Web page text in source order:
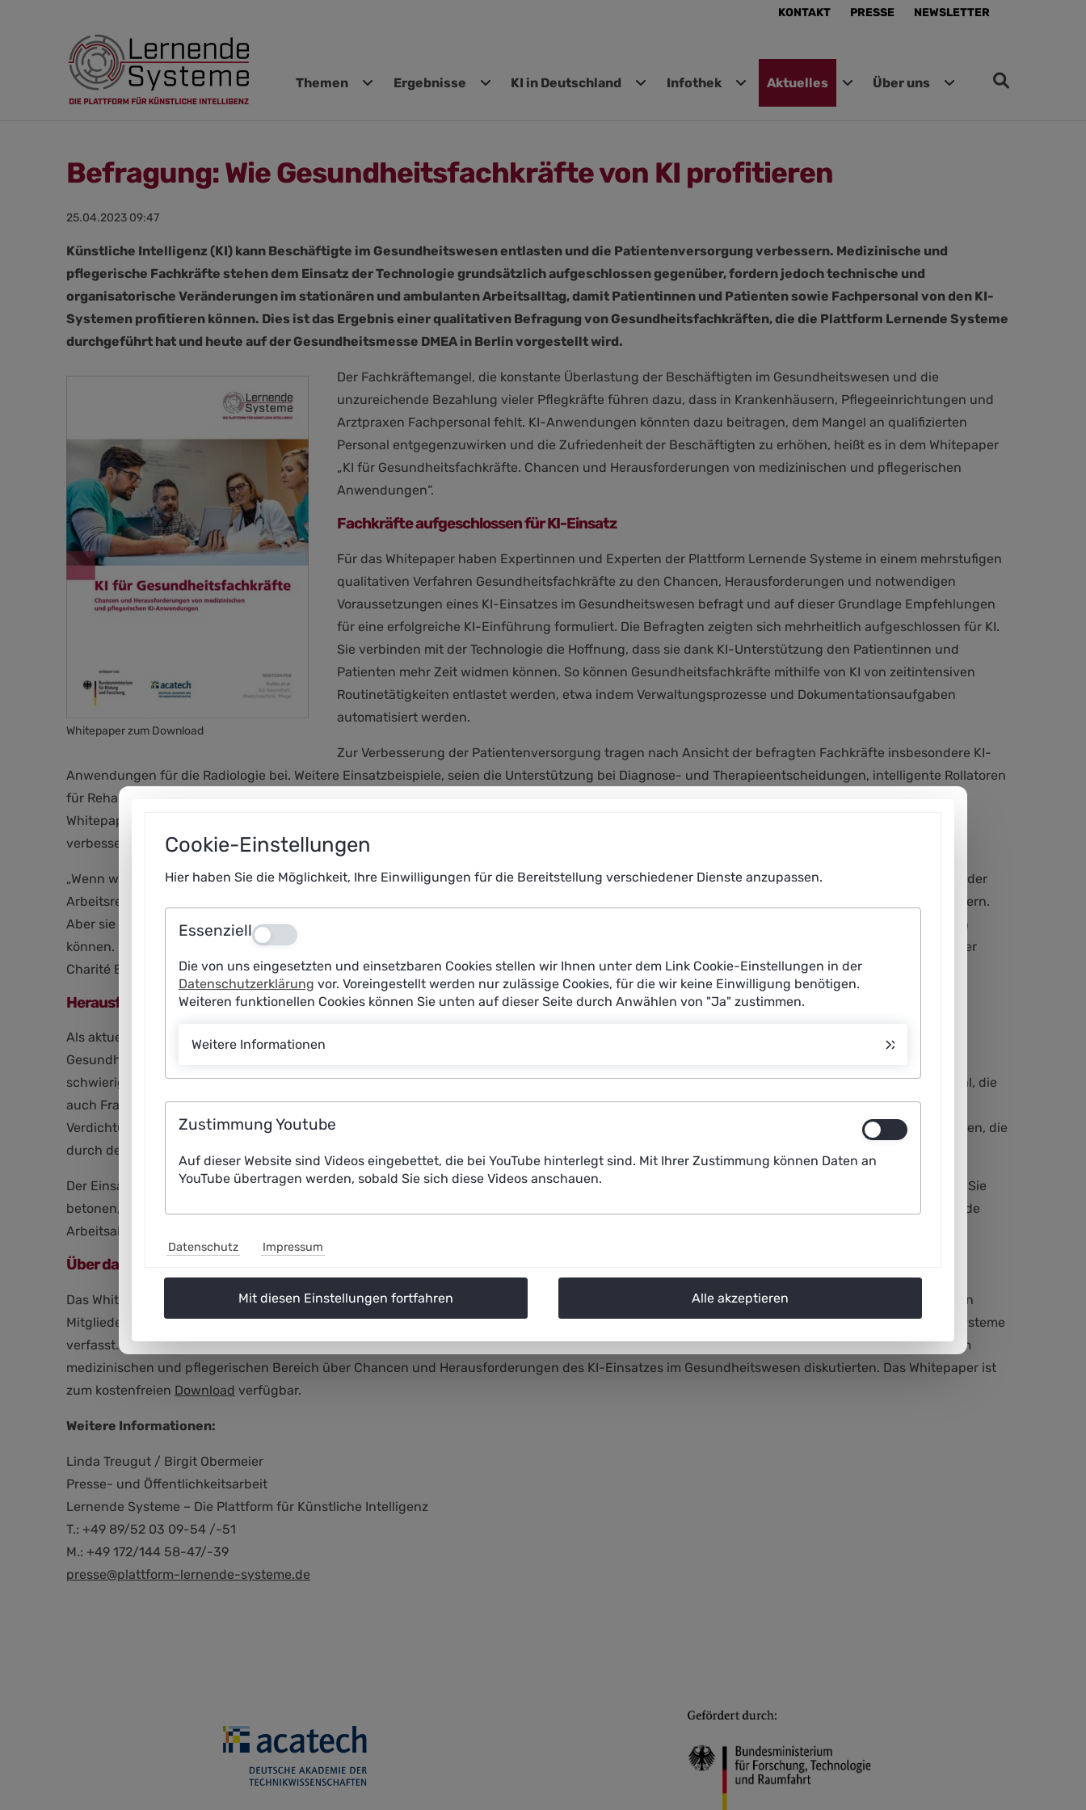
KONTAKT PRESSE NEWSLETTER
Navigation
Themen Ergebnisse KI in Deutschland Infothek Aktuelles Über uns
Befragung: Wie Gesundheitsfachkräfte von KI profitieren
25.04.2023 09:47
Künstliche Intelligenz (KI) kann Beschäftigte im Gesundheitswesen entlasten und die Patientenversorgung verbessern. Medizinische und
pflegerische Fachkräfte stehen dem Einsatz der Technologie grundsätzlich aufgeschlossen gegenüber, fordern jedoch technische und
organisatorische Veränderungen im stationären und ambulanten Arbeitsalltag, damit Patientinnen und Patienten sowie Fachpersonal von den KI-
Systemen profitieren können. Dies ist das Ergebnis einer qualitativen Befragung von Gesundheitsfachkräften, die die Plattform Lernende Systeme
durchgeführt hat und heute auf der Gesundheitsmesse DMEA in Berlin vorgestellt wird.
Whitepaper zum Download
Der Fachkräftemangel, die konstante Überlastung der Beschäftigten im Gesundheitswesen und die
unzureichende Bezahlung vieler Pflegkräfte führen dazu, dass in Krankenhäusern, Pflegeeinrichtungen und
Arztpraxen Fachpersonal fehlt. KI-Anwendungen könnten dazu beitragen, dem Mangel an qualifizierten
Personal entgegenzuwirken und die Zufriedenheit der Beschäftigten zu erhöhen, heißt es in dem Whitepaper
„KI für Gesundheitsfachkräfte. Chancen und Herausforderungen von medizinischen und pflegerischen
Anwendungen“.
Fachkräfte aufgeschlossen für KI-Einsatz
Für das Whitepaper haben Expertinnen und Experten der Plattform Lernende Systeme in einem mehrstufigen
qualitativen Verfahren Gesundheitsfachkräfte zu den Chancen, Herausforderungen und notwendigen
Voraussetzungen eines KI-Einsatzes im Gesundheitswesen befragt und auf dieser Grundlage Empfehlungen
für eine erfolgreiche KI-Einführung formuliert. Die Befragten zeigten sich mehrheitlich aufgeschlossen für KI.
Sie verbinden mit der Technologie die Hoffnung, dass sie dank KI-Unterstützung den Patientinnen und
Patienten mehr Zeit widmen können. So können Gesundheitsfachkräfte mithilfe von KI von zeitintensiven
Routinetätigkeiten entlastet werden, etwa indem Verwaltungsprozesse und Dokumentationsaufgaben
automatisiert werden.
Zur Verbesserung der Patientenversorgung tragen nach Ansicht der befragten Fachkräfte insbesondere KI-
Anwendungen für die Radiologie bei. Weitere Einsatzbeispiele, seien die Unterstützung bei Diagnose- und Therapieentscheidungen, intelligente Rollatoren
für Reha-Patientinnen und -Patienten oder Vorhersagen zur möglichen Abstoßung von Nierentransplantaten, so die Autorinnen und Autoren des
Whitepapers. Sie erwarten, dass KI medizinische Diagnosen präzisieren, Behandlungsmethoden individualisieren und die pflegerische Betreuung
verbessern kann.
„Wenn wir die Potenziale von KI für das Gesundheitswesen heben wollen, müssen wir den Perspektiven der Fachkräfte Gehör schenken, um nicht an der
Arbeitsrealität vorbeizuplanen. Unsere Befragung hat gezeigt, dass Gesundheitsfachkräfte offen sind für KI-Systeme, die ihren Arbeitsalltag erleichtern.
Aber sie fordern, dass Arbeitgeber, Politik und Wissenschaft die nötigen Voraussetzungen schaffen, damit sie von der Technologie wirklich profitieren
können. Die befragten Fachkräfte haben wertvolle Hinweise gegeben, wie der Einsatz von KI gelingen kann“, so Klemens Budde, leitender Oberarzt der
Charité Berlin und Co-Leiter der Arbeitsgruppe Gesundheit, Medizintechnik, Pflege der Plattform Lernende Systeme.
Herausforderung: Fehlende KI-Kompetenzen
Als aktuell größte Herausforderungen beim Einsatz von KI in ihrem Arbeitsalltag nennen die von der Plattform Lernende Systeme befragten
Gesundheitsfachkräfte etwa die mangelnden KI-Kompetenzen, fehlende digitale Infrastrukturen im stationären und ambulanten Bereich sowie den
schwierigen Zugang zu hochwertigen Daten. Sie fordern leicht bedienbare Systeme und entsprechende Qualifikationsmöglichkeiten für das Personal, die
auch Fragen des Datenschutzes und einen kritischen Umgang mit den KI-Systemen adressieren. Kritisch bewerten die Befragten eine mögliche
Verdichtung ihrer Arbeit: Durch die Datenpflege dürfe keine Mehrbelastung für die Beschäftigten entstehen und zeitliche sowie personelle Ressourcen, die
durch den KI-Einsatz frei werden, müssten im Sinne von Patientinnen, Patienten und Fachkräften genutzt werden.
Der Einsatz von KI verändere Tätigkeitsfelder und Arbeitsbedingungen von Gesundheitsfachkräfte, so die Autorinnen und Autoren des Whitepapers. Sie
betonen, dass die KI-Systeme keine Fachkräfte ersetzen werden, sondern vielmehr unterstützen. Wichtig dafür: Die KI-Systeme müssen in bestehende
Arbeitsabläufe integriert werden – unter Einbezug der anwendenden Fachkräfte, ihrer praktischen Erfahrung und ihres umfangreichen Wissens.
Über das Whitepaper
Das Whitepaper „KI für Gesundheitsfachkräfte. Chancen und Herausforderungen von medizinischen und pflegerischen KI-Anwendungen“ wurde von
Mitgliedern der Arbeitsgruppe Gesundheit, Medizintechnik, Pflege sowie der Arbeitsgruppe Geschäftsmodellinnovationen der Plattform Lernende Systeme
verfasst. Ausgangspunkt war ein Workshop zum Thema „Was bringt KI für Gesundheitsfachkräfte?“ am 29. März 2022, bei dem 50 Fachkräfte aus dem
medizinischen und pflegerischen Bereich über Chancen und Herausforderungen des KI-Einsatzes im Gesundheitswesen diskutierten. Das Whitepaper ist
zum kostenfreien Download verfügbar.
Weitere Informationen:
Linda Treugut / Birgit Obermeier
Presse- und Öffentlichkeitsarbeit
Lernende Systeme – Die Plattform für Künstliche Intelligenz
T.: +49 89/52 03 09-54 /-51
M.: +49 172/144 58-47/-39
presse@plattform-lernende-systeme.de
Cookie-Einstellungen
Hier haben Sie die Möglichkeit, Ihre Einwilligungen für die Bereitstellung verschiedener Dienste anzupassen.
Essenziell Aus
Die von uns eingesetzten und einsetzbaren Cookies stellen wir Ihnen unter dem Link Cookie-Einstellungen in der
Datenschutzerklärung vor. Voreingestellt werden nur zulässige Cookies, für die wir keine Einwilligung benötigen.
Weiteren funktionellen Cookies können Sie unten auf dieser Seite durch Anwählen von "Ja" zustimmen.
Weitere Informationen
Zustimmung Youtube
Auf dieser Website sind Videos eingebettet, die bei YouTube hinterlegt sind. Mit Ihrer Zustimmung können Daten an
YouTube übertragen werden, sobald Sie sich diese Videos anschauen.
Datenschutz Impressum
Mit diesen Einstellungen fortfahren Alle akzeptieren